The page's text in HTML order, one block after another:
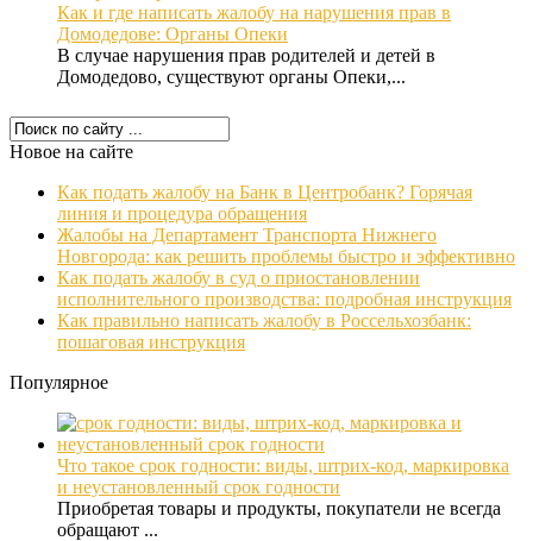
Как и где написать жалобу на нарушения прав в
Домодедове: Органы Опеки
В случае нарушения прав родителей и детей в
Домодедово, существуют органы Опеки,...
Новое на сайте
Как подать жалобу на Банк в Центробанк? Горячая
линия и процедура обращения
Жалобы на Департамент Транспорта Нижнего
Новгорода: как решить проблемы быстро и эффективно
Как подать жалобу в суд о приостановлении
исполнительного производства: подробная инструкция
Как правильно написать жалобу в Россельхозбанк:
пошаговая инструкция
Популярное
Что такое срок годности: виды, штрих-код, маркировка
и неустановленный срок годности
Приобретая товары и продукты, покупатели не всегда
обращают ...